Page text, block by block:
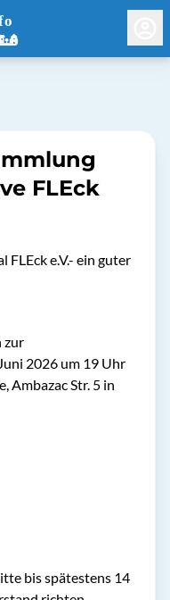
FLEck
e.V.- ein guter
zur
2026 um 19 Uhr
Ambazac Str. 5 in
bis spätestens 14